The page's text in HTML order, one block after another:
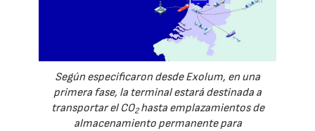
Según especificaron desde Exolum, en una
primera fase, la terminal estará destinada a
transportar el CO2hasta emplazamientos de
almacenamiento permanente para